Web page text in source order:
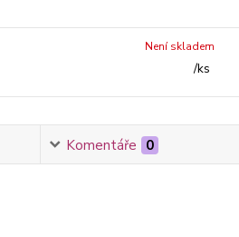
/ks
Není skladem
Komentáře 0